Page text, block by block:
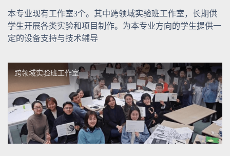
本专业现有工作室3个。其中跨领域实验班工作室，长期供
学生开展各类实验和项目制作。为本专业方向的学生提供一
定的设备支持与技术辅导
跨领域实验班工作室